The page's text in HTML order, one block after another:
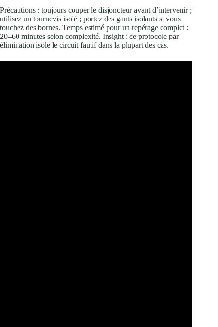
Précautions : toujours couper le disjoncteur avant d’intervenir ;
utilisez un tournevis isolé ; portez des gants isolants si vous
touchez des bornes. Temps estimé pour un repérage complet :
20–60 minutes selon complexité. Insight : ce protocole par
élimination isole le circuit fautif dans la plupart des cas.